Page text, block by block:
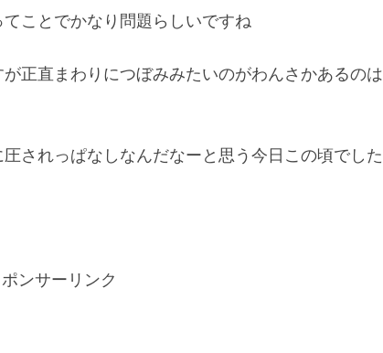
ことでかなり問題らしいですね
正直まわりにつぼみみたいのがわんさかあるのは
されっぱなしなんだなーと思う今日この頃でした
ポンサーリンク